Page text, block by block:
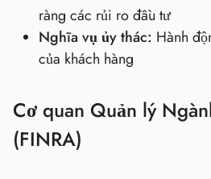
ràng các rủi ro đầu tư
Nghĩa vụ ủy thác: Hành
của khách hàng
Cơ quan Quản lý
(FINRA)